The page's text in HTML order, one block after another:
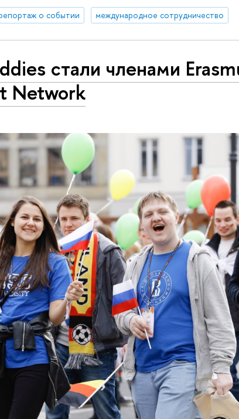
о событии международное сотрудничество
стали членами
Network